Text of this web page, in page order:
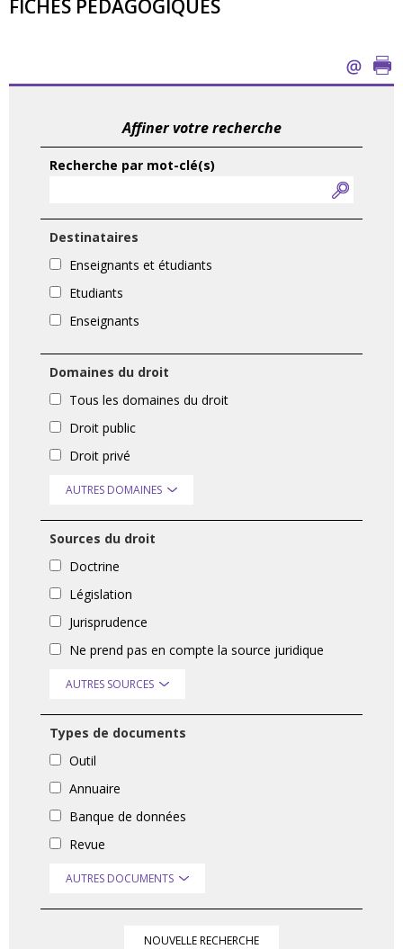
FICHES PÉDAGOGIQUES
Affiner votre recherche
Recherche par mot-clé(s)
Destinataires
Enseignants et étudiants
Etudiants
Enseignants
Domaines du droit
Tous les domaines du droit
Droit public
Droit privé
AUTRES DOMAINES
Sources du droit
Doctrine
Législation
Jurisprudence
Ne prend pas en compte la source juridique
AUTRES SOURCES
Types de documents
Outil
Annuaire
Banque de données
Revue
AUTRES DOCUMENTS
NOUVELLE RECHERCHE